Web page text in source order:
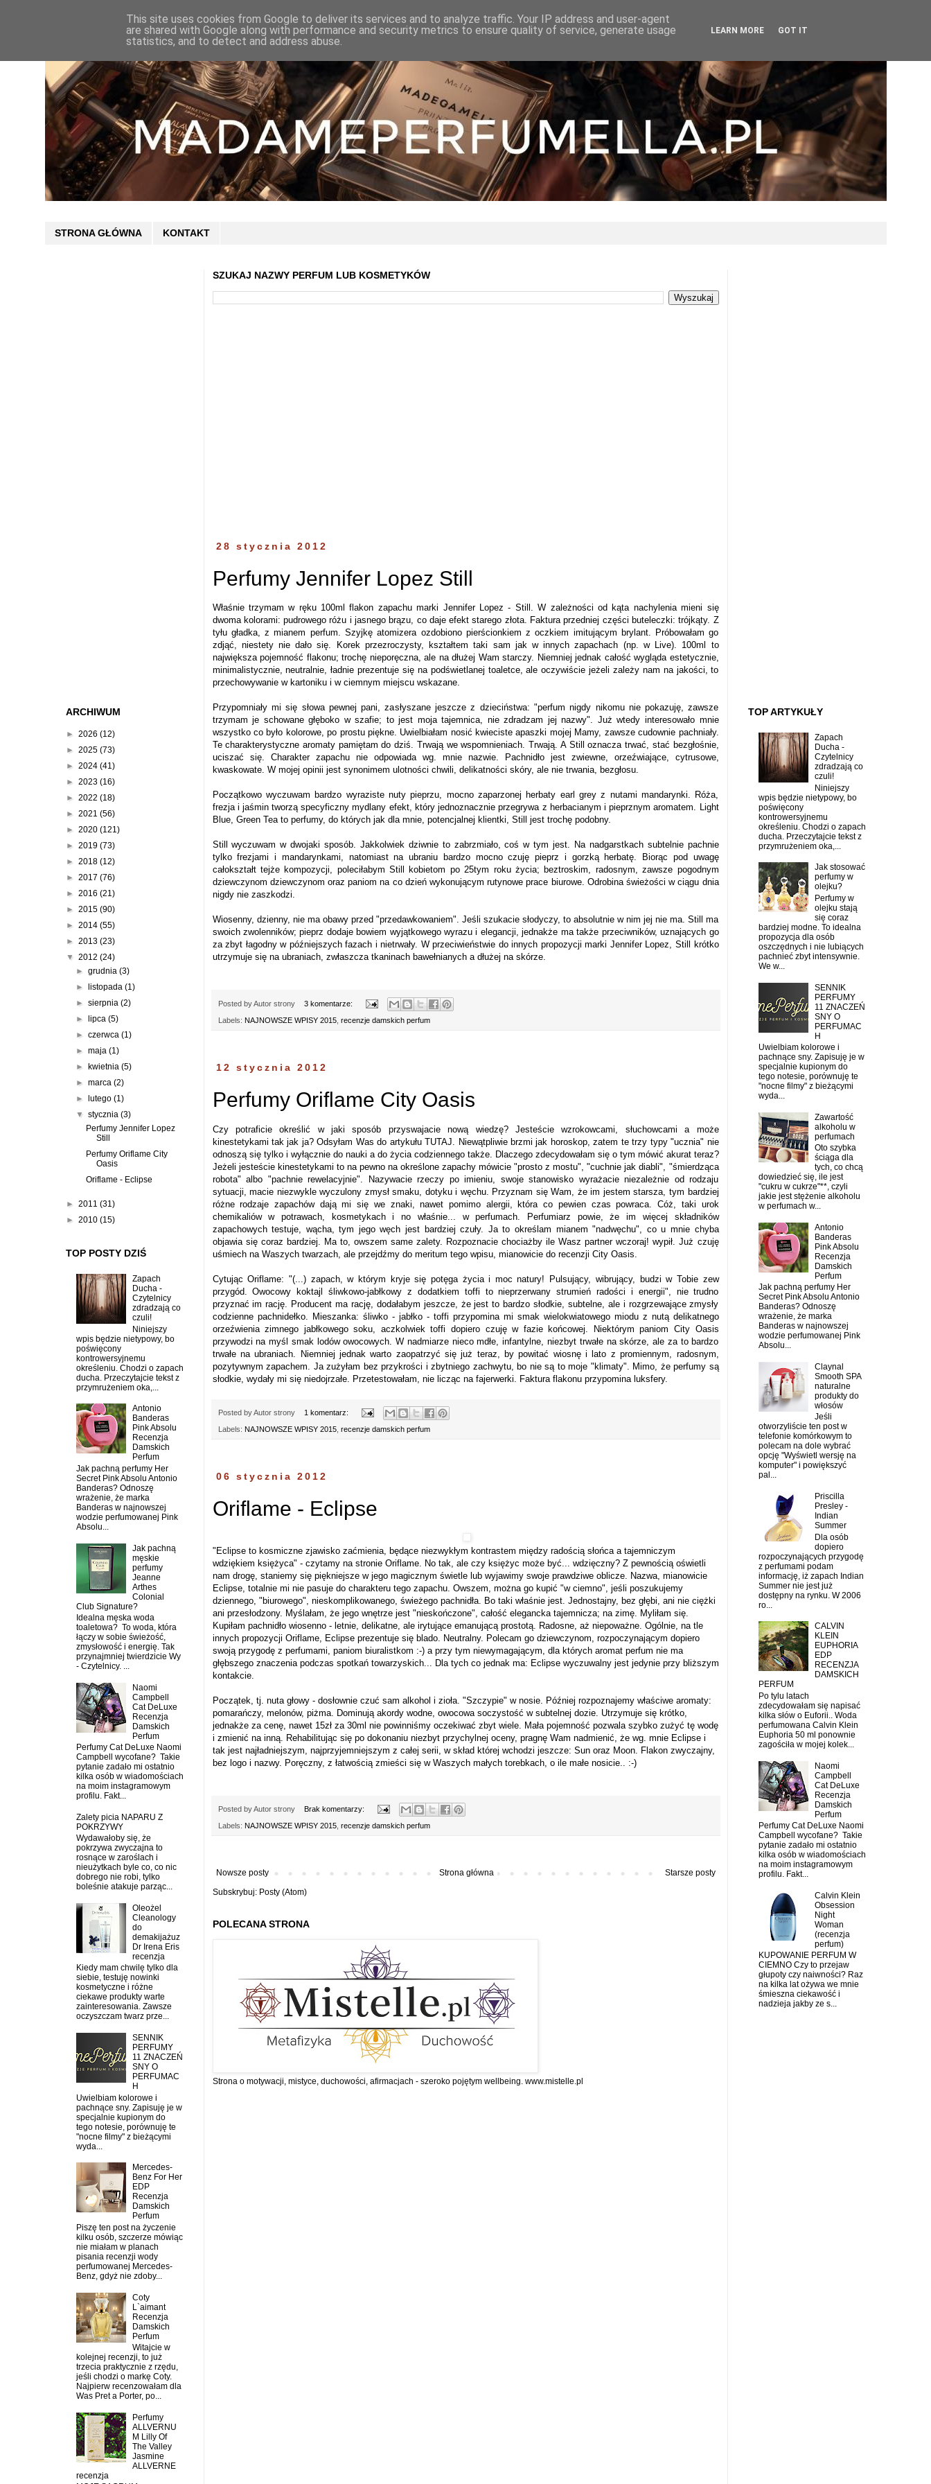
STRONA GŁÓWNA KONTAKT
SZUKAJ NAZWY PERFUM LUB KOSMETYKÓW
28 stycznia 2012
Perfumy Jennifer Lopez Still
Właśnie trzymam w ręku 100ml flakon zapachu marki Jennifer Lopez - Still. W zależności od kąta nachylenia mieni się
dwoma kolorami: pudrowego różu i jasnego brązu, co daje efekt starego złota. Faktura przedniej części buteleczki: trójkąty. Z
tyłu gładka, z mianem perfum. Szyjkę atomizera ozdobiono pierścionkiem z oczkiem imitującym brylant. Próbowałam go
zdjąć, niestety nie dało się. Korek przezroczysty, kształtem taki sam jak w innych zapachach (np. w Live). 100ml to
największa pojemność flakonu; trochę nieporęczna, ale na dłużej Wam starczy. Niemniej jednak całość wygląda estetycznie,
minimalistycznie, neutralnie, ładnie prezentuje się na podświetlanej toaletce, ale oczywiście jeżeli zależy nam na jakości, to
przechowywanie w kartoniku i w ciemnym miejscu wskazane.
Przypomniały mi się słowa pewnej pani, zasłyszane jeszcze z dzieciństwa: "perfum nigdy nikomu nie pokazuję, zawsze
trzymam je schowane głęboko w szafie; to jest moja tajemnica, nie zdradzam jej nazwy". Już wtedy interesowało mnie
wszystko co było kolorowe, po prostu piękne. Uwielbiałam nosić kwieciste apaszki mojej Mamy, zawsze cudownie pachniały.
Te charakterystyczne aromaty pamiętam do dziś. Trwają we wspomnieniach. Trwają. A Still oznacza trwać, stać bezgłośnie,
uciszać się. Charakter zapachu nie odpowiada wg. mnie nazwie. Pachnidło jest zwiewne, orzeźwiające, cytrusowe,
kwaskowate. W mojej opinii jest synonimem ulotności chwili, delikatności skóry, ale nie trwania, bezgłosu.
Początkowo wyczuwam bardzo wyraziste nuty pieprzu, mocno zaparzonej herbaty earl grey z nutami mandarynki. Róża,
frezja i jaśmin tworzą specyficzny mydlany efekt, który jednoznacznie przegrywa z herbacianym i pieprznym aromatem. Light
Blue, Green Tea to perfumy, do których jak dla mnie, potencjalnej klientki, Still jest trochę podobny.
Still wyczuwam w dwojaki sposób. Jakkolwiek dziwnie to zabrzmiało, coś w tym jest. Na nadgarstkach subtelnie pachnie
tylko frezjami i mandarynkami, natomiast na ubraniu bardzo mocno czuję pieprz i gorzką herbatę. Biorąc pod uwagę
całokształt tejże kompozycji, poleciłabym Still kobietom po 25tym roku życia; beztroskim, radosnym, zawsze pogodnym
dziewczynom dziewczynom oraz paniom na co dzień wykonującym rutynowe prace biurowe. Odrobina świeżości w ciągu dnia
nigdy nie zaszkodzi.
Wiosenny, dzienny, nie ma obawy przed "przedawkowaniem". Jeśli szukacie słodyczy, to absolutnie w nim jej nie ma. Still ma
swoich zwolenników; pieprz dodaje bowiem wyjątkowego wyrazu i elegancji, jednakże ma także przeciwników, uznających go
za zbyt łagodny w późniejszych fazach i nietrwały. W przeciwieństwie do innych propozycji marki Jennifer Lopez, Still krótko
utrzymuje się na ubraniach, zwłaszcza tkaninach bawełnianych a dłużej na skórze.
Posted byAutor strony 3 komentarze:
Labels: NAJNOWSZE WPISY 2015, recenzje damskich perfum
12 stycznia 2012
Perfumy Oriflame City Oasis
Czy potraficie określić w jaki sposób przyswajacie nową wiedzę? Jesteście wzrokowcami, słuchowcami a może
kinestetykami tak jak ja? Odsyłam Was do artykułuTUTAJ . Niewątpliwie brzmi jak horoskop, zatem te trzy typy "ucznia" nie
odnoszą się tylko i wyłącznie do nauki a do życia codziennego także. Dlaczego zdecydowałam się o tym mówić akurat teraz?
Jeżeli jesteście kinestetykami to na pewno na określone zapachy mówicie "prosto z mostu", "cuchnie jak diabli", "śmierdząca
robota" albo "pachnie rewelacyjnie". Nazywacie rzeczy po imieniu, swoje stanowisko wyrażacie niezależnie od rodzaju
sytuacji, macie niezwykle wyczulony zmysł smaku, dotyku i węchu. Przyznam się Wam, że im jestem starsza, tym bardziej
różne rodzaje zapachów dają mi się we znaki, nawet pomimo alergii, która co pewien czas powraca. Cóż, taki urok
chemikaliów w potrawach, kosmetykach i no właśnie... w perfumach. Perfumiarz powie, że im więcej składników
zapachowych testuje, wącha, tym jego węch jest bardziej czuły. Ja to określam mianem "nadwęchu", co u mnie chyba
objawia się coraz bardziej. Ma to, owszem same zalety. Rozpoznacie chociażby ile Wasz partner wczoraj! wypił. Już czuję
uśmiech na Waszych twarzach, ale przejdźmy do meritum tego wpisu, mianowicie do recenzji City Oasis.
Cytując Oriflame: "(...) zapach, w którym kryje się potęga życia i moc natury! Pulsujący, wibrujący, budzi w Tobie zew
przygód. Owocowy koktajl śliwkowo-jabłkowy z dodatkiem toffi to nieprzerwany strumień radości i energii", nie trudno
przyznać im rację. Producent ma rację, dodałabym jeszcze, że jest to bardzo słodkie, subtelne, ale i rozgrzewające zmysły
codzienne pachnidełko. Mieszanka: śliwko - jabłko - toffi przypomina mi smak wielokwiatowego miodu z nutą delikatnego
orzeźwienia zimnego jabłkowego soku, aczkolwiek toffi dopiero czuję w fazie końcowej. Niektórym paniom City Oasis
przywodzi na myśl smak lodów owocowych. W nadmiarze nieco mdłe, infantylne, niezbyt trwałe na skórze, ale za to bardzo
trwałe na ubraniach. Niemniej jednak warto zaopatrzyć się już teraz, by powitać wiosnę i lato z promiennym, radosnym,
pozytywnym zapachem. Ja zużyłam bez przykrości i zbytniego zachwytu, bo nie są to moje "klimaty". Mimo, że perfumy są
słodkie, wydały mi się niedojrzałe. Przetestowałam, nie licząc na fajerwerki. Faktura flakonu przypomina luksfery.
Posted byAutor strony 1 komentarz:
Labels: NAJNOWSZE WPISY 2015, recenzje damskich perfum
06 stycznia 2012
Oriflame - Eclipse
"Eclipse to kosmiczne zjawisko zaćmienia, będące niezwykłym kontrastem między radością słońca a tajemniczym
wdziękiem księżyca" - czytamy na stronie Oriflame. No tak, ale czy księżyc może być... wdzięczny? Z pewnością oświetli
nam drogę, staniemy się piękniejsze w jego magicznym świetle lub wyjawimy swoje prawdziwe oblicze. Nazwa, mianowicie
Eclipse, totalnie mi nie pasuje do charakteru tego zapachu. Owszem, można go kupić "w ciemno", jeśli poszukujemy
dziennego, "biurowego", nieskomplikowanego, świeżego pachnidła. Bo taki właśnie jest. Jednostajny, bez głębi, ani nie ciężki
ani przesłodzony. Myślałam, że jego wnętrze jest "nieskończone", całość elegancka tajemnicza; na zimę. Myliłam się.
Kupiłam pachnidło wiosenno - letnie, delikatne, ale irytujące emanującą prostotą. Radosne, aż niepoważne. Ogólnie, na tle
innych propozycji Oriflame, Eclipse prezentuje się blado. Neutralny. Polecam go dziewczynom, rozpoczynającym dopiero
swoją przygodę z perfumami, paniom biuralistkom :-) a przy tym niewymagającym, dla których aromat perfum nie ma
głębszego znaczenia podczas spotkań towarzyskich... Dla tych co jednak ma: Eclipse wyczuwalny jest jedynie przy bliższym
kontakcie.
Początek, tj. nuta głowy - dosłownie czuć sam alkohol i zioła. "Szczypie" w nosie. Później rozpoznajemy właściwe aromaty:
pomarańczy, melonów, piżma. Dominują akordy wodne, owocowa soczystość w subtelnej dozie. Utrzymuje się krótko,
jednakże za cenę, nawet 15zł za 30ml nie powinniśmy oczekiwać zbyt wiele. Mała pojemność pozwala szybko zużyć tę wodę
i zmienić na inną. Rehabilitując się po dokonaniu niezbyt przychylnej oceny, pragnę Wam nadmienić, że wg. mnie Eclipse i
tak jest najładniejszym, najprzyjemniejszym z całej serii, w skład której wchodzi jeszcze: Sun oraz Moon. Flakon zwyczajny,
bez logo i nazwy. Poręczny, z łatwością zmieści się w Waszych małych torebkach, o ile małe nosicie.. :-)
Posted byAutor strony Brak komentarzy:
Labels: NAJNOWSZE WPISY 2015, recenzje damskich perfum
Nowsze posty Starsze posty
Strona główna
Subskrybuj: Posty (Atom)
POLECANA STRONA
Strona o motywacji, mistyce, duchowości, afirmacjach - szeroko pojętym wellbeing. www.mistelle.pl
ARCHIWUM
► 2026 (12)
► 2025 (73)
► 2024 (41)
► 2023 (16)
► 2022 (18)
► 2021 (56)
► 2020 (121)
► 2019 (73)
► 2018 (12)
► 2017 (76)
► 2016 (21)
► 2015 (90)
► 2014 (55)
► 2013 (23)
▼ 2012 (24)
► grudnia (3)
► listopada (1)
► sierpnia (2)
► lipca (5)
► czerwca (1)
► maja (1)
► kwietnia (5)
► marca (2)
► lutego (1)
▼ stycznia (3)
Perfumy Jennifer Lopez
Still
Perfumy Oriflame City
Oasis
Oriflame - Eclipse
► 2011 (31)
► 2010 (15)
TOP POSTY DZIŚ
Zapach
Ducha -
Czytelnicy
zdradzają co
czuli!
Niniejszy
wpis będzie nietypowy, bo
poświęcony
kontrowersyjnemu
określeniu. Chodzi o zapach
ducha. Przeczytajcie tekst z
przymrużeniem oka,...
Antonio
Banderas
Pink Absolu
Recenzja
Damskich
Perfum
Jak pachną perfumy Her
Secret Pink Absolu Antonio
Banderas? Odnoszę
wrażenie, że marka
Banderas w najnowszej
wodzie perfumowanej Pink
Absolu...
Jak pachną
męskie
perfumy
Jeanne
Arthes
Colonial
Club Signature?
Idealna męska woda
toaletowa? To woda, która
łączy w sobie świeżość,
zmysłowość i energię. Tak
przynajmniej twierdzicie Wy
- Czytelnicy. ...
Naomi
Campbell
Cat DeLuxe
Recenzja
Damskich
Perfum
Perfumy Cat DeLuxe Naomi
Campbell wycofane? Takie
pytanie zadało mi ostatnio
kilka osób w wiadomościach
na moim instagramowym
profilu. Fakt...
Zalety picia NAPARU Z
POKRZYWY
Wydawałoby się, że
pokrzywa zwyczajna to
rosnące w zaroślach i
nieużytkach byle co, co nic
dobrego nie robi, tylko
boleśnie atakuje parząc...
Oleożel
Cleanology
do
demakijażuz
Dr Irena Eris
recenzja
Kiedy mam chwilę tylko dla
siebie, testuję nowinki
kosmetyczne i różne
ciekawe produkty warte
zainteresowania. Zawsze
oczyszczam twarz prze...
SENNIK
PERFUMY
11 ZNACZEŃ
SNY O
PERFUMAC
H
Uwielbiam kolorowe i
pachnące sny. Zapisuję je w
specjalnie kupionym do
tego notesie, porównuję te
"nocne filmy" z bieżącymi
wyda...
Mercedes-
Benz For Her
EDP
Recenzja
Damskich
Perfum
Piszę ten post na życzenie
kilku osób, szczerze mówiąc
nie miałam w planach
pisania recenzji wody
perfumowanej Mercedes-
Benz, gdyż nie zdoby...
Coty
L`aimant
Recenzja
Damskich
Perfum
Witajcie w
kolejnej recenzji, to już
trzecia praktycznie z rzędu,
jeśli chodzi o markę Coty.
Najpierw recenzowałam dla
Was Pret a Porter, po...
Perfumy
ALLVERNU
M Lilly Of
The Valley
Jasmine
ALLVERNE
recenzja
TOP ARTYKUŁY
Zapach
Ducha -
Czytelnicy
zdradzają co
czuli!
Niniejszy
wpis będzie nietypowy, bo
poświęcony
kontrowersyjnemu
określeniu. Chodzi o zapach
ducha. Przeczytajcie tekst z
przymrużeniem oka,...
Jak stosować
perfumy w
olejku?
Perfumy w
olejku stają
się coraz
bardziej modne. To idealna
propozycja dla osób
oszczędnych i nie lubiących
pachnieć zbyt intensywnie.
We w...
SENNIK
PERFUMY
11 ZNACZEŃ
SNY O
PERFUMAC
H
Uwielbiam kolorowe i
pachnące sny. Zapisuję je w
specjalnie kupionym do
tego notesie, porównuję te
"nocne filmy" z bieżącymi
wyda...
Zawartość
alkoholu w
perfumach
Oto szybka
ściąga dla
tych, co chcą
dowiedzieć się, ile jest
"cukru w cukrze"**, czyli
jakie jest stężenie alkoholu
w perfumach w...
Antonio
Banderas
Pink Absolu
Recenzja
Damskich
Perfum
Jak pachną perfumy Her
Secret Pink Absolu Antonio
Banderas? Odnoszę
wrażenie, że marka
Banderas w najnowszej
wodzie perfumowanej Pink
Absolu...
Claynal
Smooth SPA
naturalne
produkty do
włosów
Jeśli
otworzyliście ten post w
telefonie komórkowym to
polecam na dole wybrać
opcję "Wyświetl wersję na
komputer" i powiększyć
pal...
Priscilla
Presley -
Indian
Summer
Dla osób
dopiero
rozpoczynających przygodę
z perfumami podam
informację, iż zapach Indian
Summer nie jest już
dostępny na rynku. W 2006
ro...
CALVIN
KLEIN
EUPHORIA
EDP
RECENZJA
DAMSKICH
PERFUM
Po tylu latach
zdecydowałam się napisać
kilka słów o Euforii.. Woda
perfumowana Calvin Klein
Euphoria 50 ml ponownie
zagościła w mojej kolek...
Naomi
Campbell
Cat DeLuxe
Recenzja
Damskich
Perfum
Perfumy Cat DeLuxe Naomi
Campbell wycofane? Takie
pytanie zadało mi ostatnio
kilka osób w wiadomościach
na moim instagramowym
profilu. Fakt...
Calvin Klein
Obsession
Night
Woman
(recenzja
perfum)
KUPOWANIE PERFUM W
CIEMNO Czy to przejaw
głupoty czy naiwności? Raz
na kilka lat ożywa we mnie
śmieszna ciekawość i
nadzieja jakby ze s...
This site uses cookies from Google to deliver its services and to analyze traffic. Your IP address and user-agent
are shared with Google along with performance and security metrics to ensure quality of service, generate usage
statistics, and to detect and address abuse.
LEARN MORE GOT IT